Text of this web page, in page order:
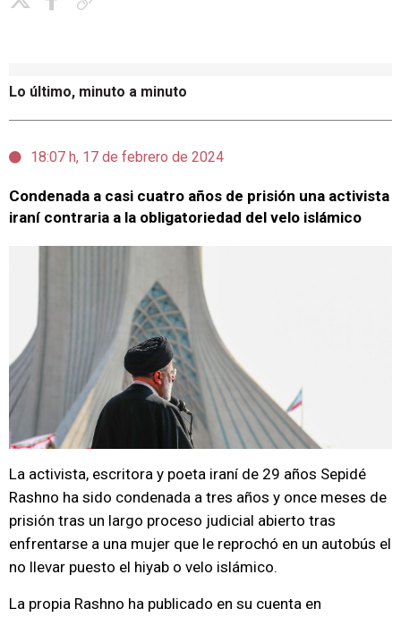
Lo último, minuto a minuto
18:07 h, 17 de febrero de 2024
Condenada a casi cuatro años de prisión una activista
iraní contraria a la obligatoriedad del velo islámico
La activista, escritora y poeta iraní de 29 años Sepidé
Rashno ha sido condenada a tres años y once meses de
prisión tras un largo proceso judicial abierto tras
enfrentarse a una mujer que le reprochó en un autobús el
no llevar puesto el hiyab o velo islámico.
La propia Rashno ha publicado en su cuenta en